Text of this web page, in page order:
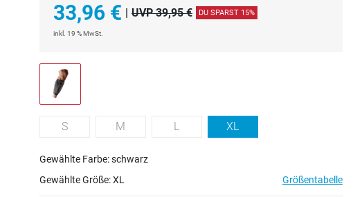
33,96 € | UVP 39,95 € DU SPARST 15%
inkl. 19 % MwSt.
S M L XL
Gewählte Farbe: schwarz
Gewählte Größe:XL Größentabelle